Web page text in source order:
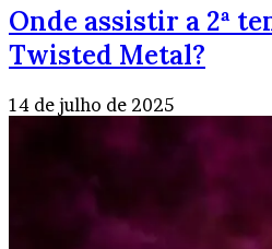
Onde assistir a 2ª
Twisted Metal?
14 de julho de 2025